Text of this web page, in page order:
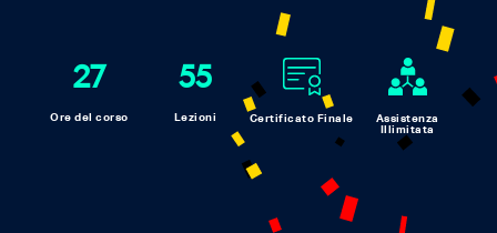
27
Ore del corso
55
Lezioni Certificato Finale
Assistenza
Illimitata